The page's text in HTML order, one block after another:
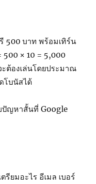
500 บาท พร้อมเทิร์น
× 10 = 5,000
ต้องเล่นโดยประมาณ
โบนัสได้
ญหาสั้นที่ Google
ยมอะไร อีเมล เบอร์